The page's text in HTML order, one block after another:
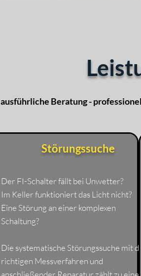
ausführliche Beratung -
Störungssuche
Der FI-Schalter fällt bei Unwetter?
Im Keller funktioniert das Licht nicht?
Eine Störung an einer komplexen
Schaltung?
Die systematische Störungssuche mit
richtigen Messverfahren und